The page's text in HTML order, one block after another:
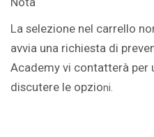
La selezione nel carrello
avvia una richiesta di
Academy vi contatterà per
discutere le opzioni.